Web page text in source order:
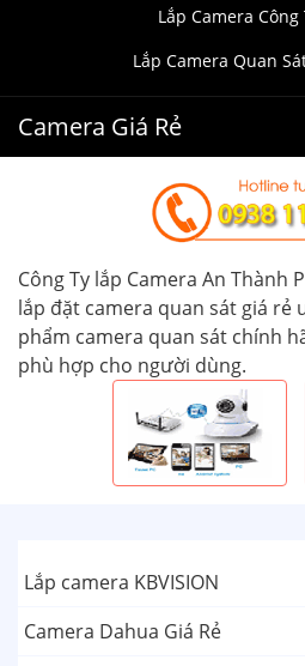
Lắp Camera Công
Lắp Camera Quan
Camera Giá Rẻ
Công Ty lắp Camera An Thành
lắp đặt camera quan sát giá rẻ
phẩm camera quan sát chính
phù hợp cho người dùng.
Lắp camera KBVISION
Camera Dahua Giá Rẻ